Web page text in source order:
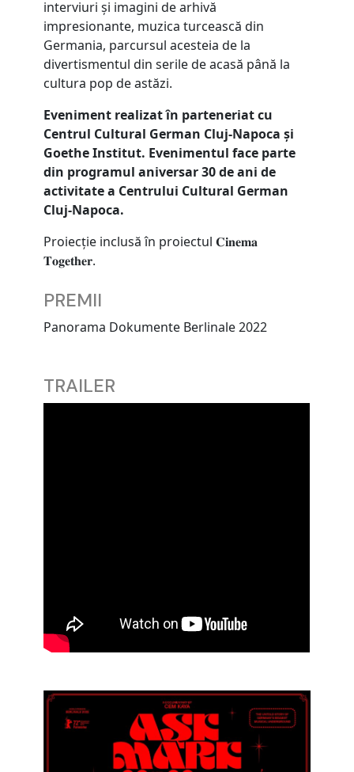
interviuri și imagini de arhivă
impresionante, muzica turcească din
Germania, parcursul acesteia de la
divertismentul din serile de acasă până la
cultura pop de astăzi.
Eveniment realizat în parteneriat cu
Centrul Cultural German Cluj-Napoca și
Goethe Institut. Evenimentul face parte
din programul aniversar 30 de ani de
activitate a Centrului Cultural German
Cluj-Napoca.
Proiecție inclusă în proiectul 𝐂𝐢𝐧𝐞𝐦𝐚
𝐓𝐨𝐠𝐞𝐭𝐡𝐞𝐫.
PREMII
Panorama Dokumente Berlinale 2022
TRAILER